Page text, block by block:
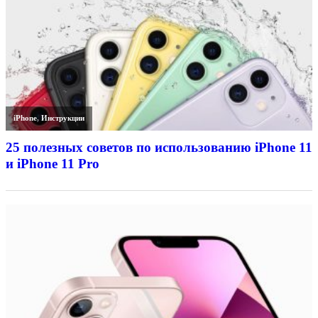
iPhone,Инструкции
25 полезных советов по использованию iPhone 11
и iPhone 11 Pro